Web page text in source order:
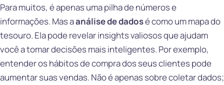
Para muitos, é apenas uma pilha de números e
informações. Mas aanálise de dadosé como um mapa do
tesouro. Ela pode revelar insights valiosos que ajudam
você a tomar decisões mais inteligentes. Por exemplo,
entender os hábitos de compra dos seus clientes pode
aumentar suas vendas. Não é apenas sobre coletar dados;